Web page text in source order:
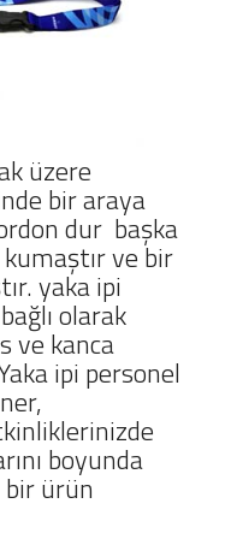
üzere
bir araya
dur başka
ve bir
yaka ipi
olarak
ve kanca
ipi personel
boyunda
bir ürün